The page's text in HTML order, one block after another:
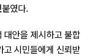
였다.
대안을 제시하고 불합
고 시민들에게 신뢰받